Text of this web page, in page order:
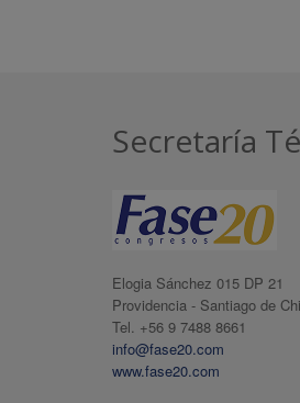
Secretaría
Elogia Sánchez 015 DP 21
Providencia - Santiago de
Tel. +56 9 7488 8661
info@fase20.com
www.fase20.com